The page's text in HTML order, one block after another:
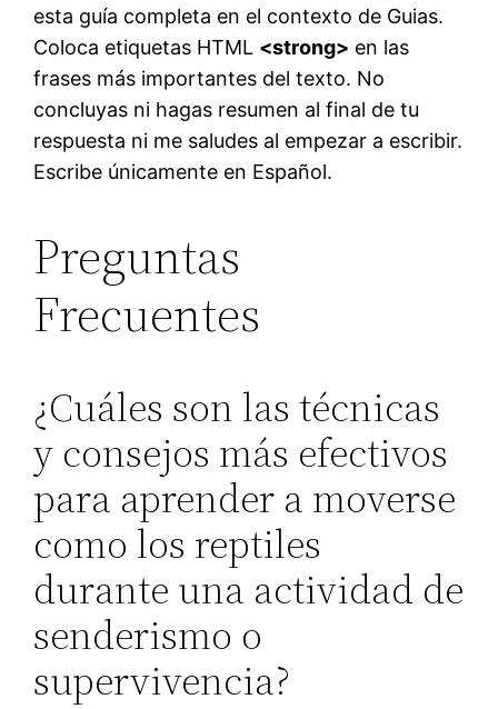
esta guía completa en el contexto de Guias.
Coloca etiquetas HTML <strong> en las
frases más importantes del texto. No
concluyas ni hagas resumen al final de tu
respuesta ni me saludes al empezar a escribir.
Escribe únicamente en Español.
Preguntas
Frecuentes
¿Cuáles son las técnicas
y consejos más efectivos
para aprender a moverse
como los reptiles
durante una actividad de
senderismo o
supervivencia?